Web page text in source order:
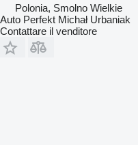
Polonia, Smolno Wielkie
Auto Perfekt Michał Urbaniak
Contattare il venditore